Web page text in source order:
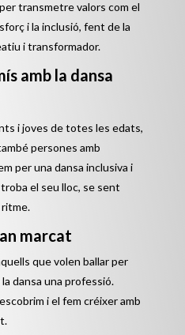
transmetre valors com el
i la inclusió, fent de la
i transformador.
amb la dansa
i joves de totes les edats,
persones amb
per una dansa inclusiva i
el seu lloc, se sent
marcat
que volen ballar per
dansa una professió.
i el fem créixer amb